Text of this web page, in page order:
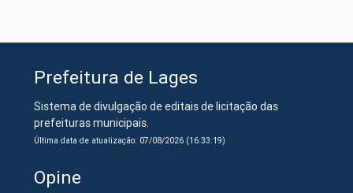
Prefeitura de Lages
Sistema de divulgação de editais de licitação das
prefeituras municipais.
Última data de atualização: 07/08/2026 (16:33:19)
Opine